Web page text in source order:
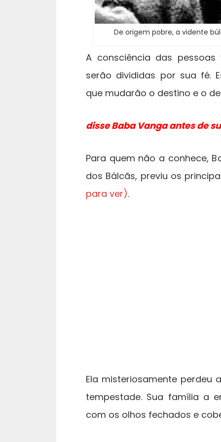
De origem pobre, a vidente
A consciência das
serão divididas por sua fé.
que mudarão o destino e o
disse Baba Vanga antes de
Para quem não a conhece,
dos Bálcãs, previu os
para ver).
Ela misteriosamente perdeu
tempestade. Sua família a
com os olhos fechados e